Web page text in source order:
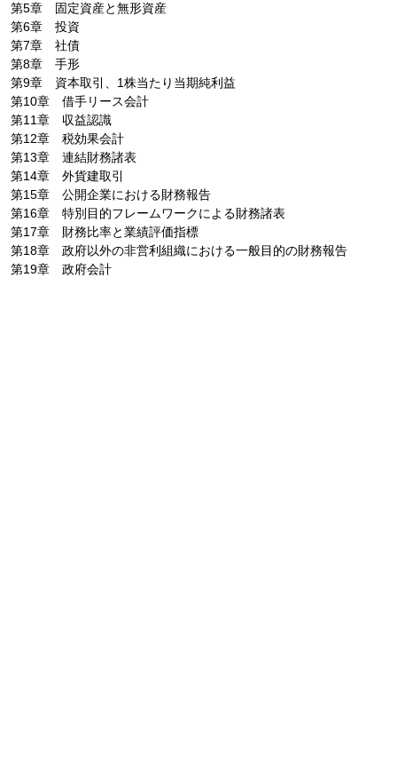
第5章 固定資産と無形資産
第6章 投資
第7章 社債
第8章 手形
第9章 資本取引、1株当たり当期純利益
第10章 借手リース会計
第11章 収益認識
第12章 税効果会計
第13章 連結財務諸表
第14章 外貨建取引
第15章 公開企業における財務報告
第16章 特別目的フレームワークによる財務諸表
第17章 財務比率と業績評価指標
第18章 政府以外の非営利組織における一般目的の財務報告
第19章 政府会計